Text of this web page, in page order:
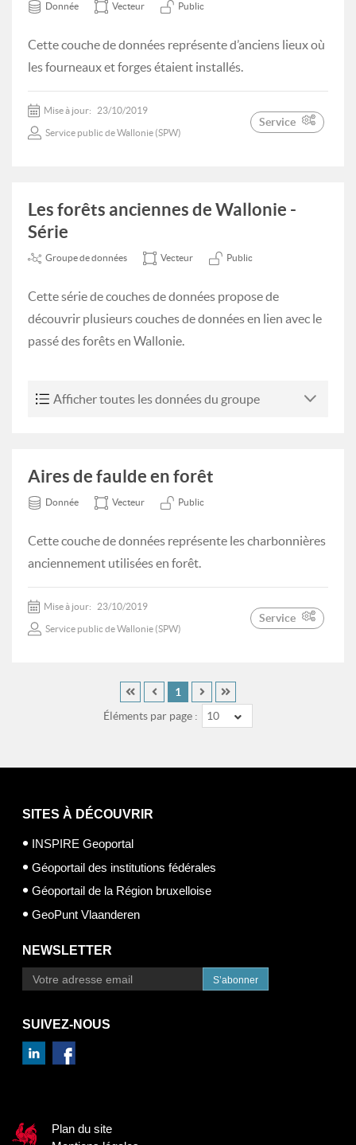
Donnée Vecteur Public
Cette couche de données représente d’anciens lieux où
les fourneaux et forges étaient installés.
Mise à jour: 23/10/2019
Service public de Wallonie (SPW)
Service
Les forêts anciennes de Wallonie -
Série
Groupe de données Vecteur Public
Cette série de couches de données propose de
découvrir plusieurs couches de données en lien avec le
passé des forêts en Wallonie.
Afficher toutes les données du groupe
Aires de faulde en forêt
Donnée Vecteur Public
Cette couche de données représente les charbonnières
anciennement utilisées en forêt.
Mise à jour: 23/10/2019
Service public de Wallonie (SPW)
Service
Éléments par page : 10
1
SITES À DÉCOUVRIR
INSPIRE Geoportal
Géoportail des institutions fédérales
Géoportail de la Région bruxelloise
GeoPunt Vlaanderen
NEWSLETTER
S’abonner
SUIVEZ-NOUS
Plan du site